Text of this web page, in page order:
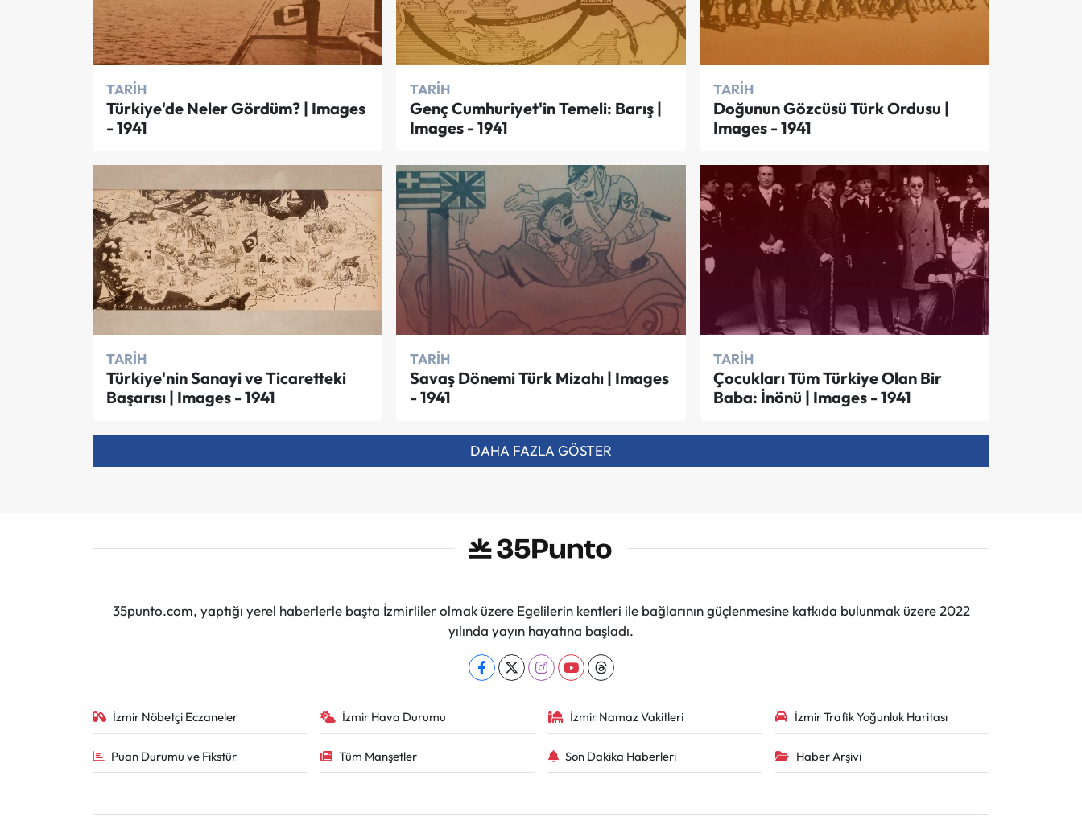
TARIH
Türkiye'de Neler Gördüm? | Images
- 1941
TARIH
Genç Cumhuriyet'in Temeli: Barış |
Images - 1941
TARIH
Doğunun Gözcüsü Türk Ordusu |
Images - 1941
TARIH
Türkiye'nin Sanayi ve Ticaretteki
Başarısı | Images - 1941
TARIH
Savaş Dönemi Türk Mizahı | Images
- 1941
TARIH
Çocukları Tüm Türkiye Olan Bir
Baba: İnönü | Images - 1941
DAHA FAZLA GÖSTER
35punto.com, yaptığı yerel haberlerle başta İzmirliler olmak üzere Egelilerin kentleri ile bağlarının güçlenmesine katkıda bulunmak üzere 2022
yılında yayın hayatına başladı.
İzmir Nöbetçi Eczaneler İzmir Hava Durumu İzmir Namaz Vakitleri İzmir Trafik Yoğunluk Haritası
Puan Durumu ve Fikstür Tüm Manşetler Son Dakika Haberleri Haber Arşivi